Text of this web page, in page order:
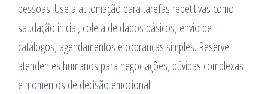
pessoas. Use a automação para tarefas repetitivas como
saudação inicial, coleta de dados básicos, envio de
catálogos, agendamentos e cobranças simples. Reserve
atendentes humanos para negociações, dúvidas complexas
e momentos de decisão emocional.